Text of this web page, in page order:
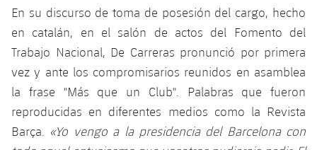
En su discurso de toma de posesión del cargo, hecho
en catalán, en el salón de actos del Fomento del
Trabajo Nacional, De Carreras pronunció por primera
vez y ante los compromisarios reunidos en asamblea
la frase "Más que un Club". Palabras que fueron
reproducidas en diferentes medios como la Revista
Barça. «Yo vengo a la presidencia del Barcelona con